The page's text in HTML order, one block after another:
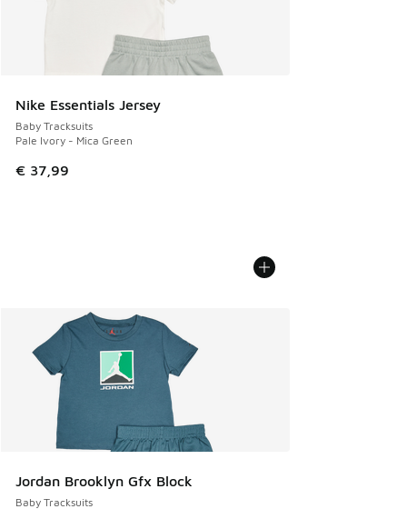
Nike Essentials Jersey
Baby Tracksuits
Pale Ivory - Mica Green
€ 37,99
Jordan Brooklyn Gfx Block
Baby Tracksuits